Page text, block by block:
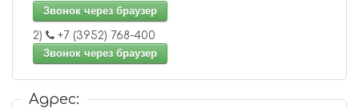
Звонок через браузер
2)
+7 (3952) 768-400
Звонок через браузер
Адрес: